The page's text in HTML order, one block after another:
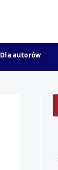
Dla autorów